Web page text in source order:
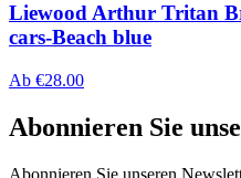
Liewood Arthur Tritan
cars-Beach blue
Ab €28.00
Abonnieren Sie
Abonnieren Sie unseren